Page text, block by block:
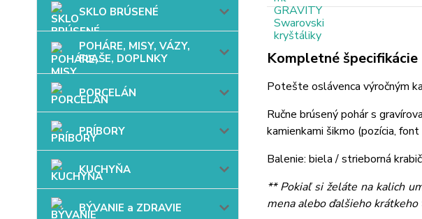
SKLO BRÚSENÉ
POHÁRE, MISY, VÁZY,
FĽAŠE, DOPLNKY
PORCELÁN
PRÍBORY
KUCHYŇA
BÝVANIE a ZDRAVIE
Kompletné špecifikácie
Potešte oslávenca výročným
Ručne brúsený pohár s
kamienkami šikmo (pozícia,
Balenie: biela / strieborná
** Pokiaľ si želáte na kalich
mena alebo ďalšieho